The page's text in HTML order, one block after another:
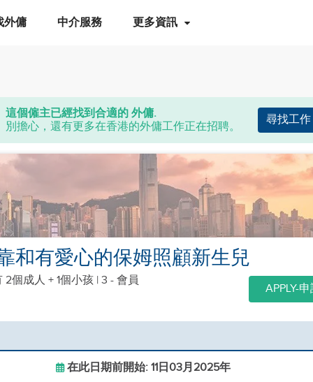
外傭 中介服務 更多資訊
這個僱主已經找到合適的 外傭.
別擔心，還有更多在香港的外傭工作正在招聘。
尋找工作
和有愛心的保姆照顧新生兒
2個成人 + 1個小孩 | 3 - 會員
APPLY-
在此日期前開始: 11日03月2025年